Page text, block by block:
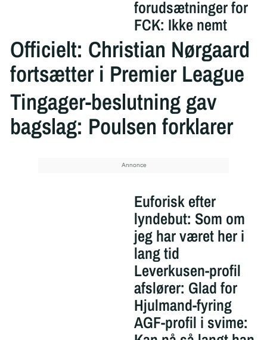
forudsætninger for
FCK: Ikke nemt
Officielt: Christian Nørgaard
fortsætter i Premier League
Tingager-beslutning gav
bagslag: Poulsen forklarer
Euforisk efter
lyndebut: Som om
jeg har været her i
lang tid
Leverkusen-profil
afslører: Glad for
Hjulmand-fyring
AGF-profil i svime: